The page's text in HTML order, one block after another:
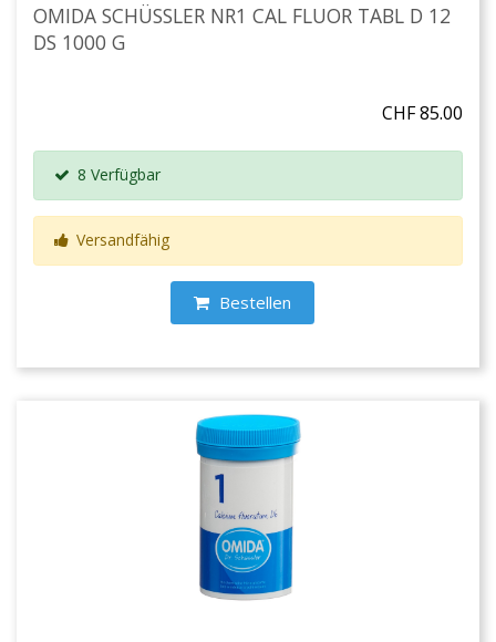
OMIDA SCHÜSSLER NR1 CAL FLUOR TABL D 12
DS 1000 G
CHF 85.00
8 Verfügbar
Versandfähig
Bestellen